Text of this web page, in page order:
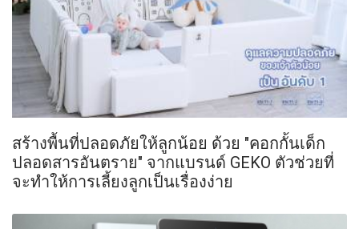
สร้างพื้นที่ปลอดภัยให้ลูกน้อย ด้วย "คอกกั้นเด็ก
ปลอดสารอันตราย" จากแบรนด์ GEKO ตัวช่วยที่
จะทำให้การเลี้ยงลูกเป็นเรื่องง่าย